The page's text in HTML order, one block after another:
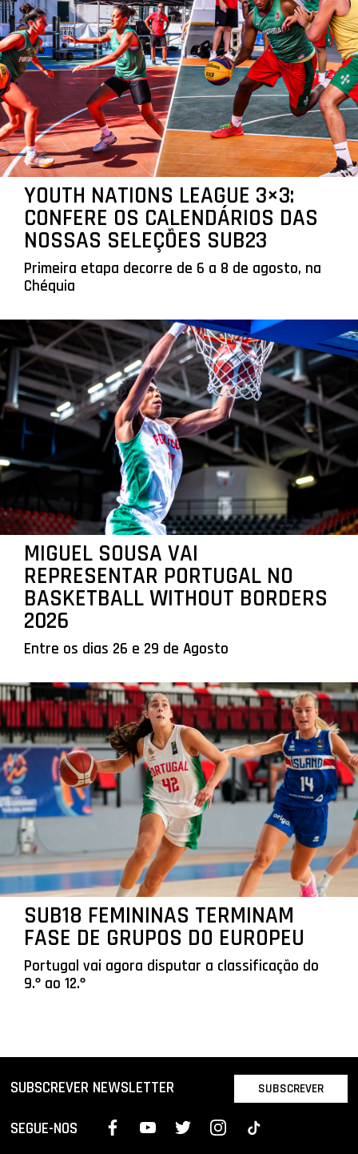
YOUTH NATIONS LEAGUE 3×3:
CONFERE OS CALENDÁRIOS DAS
NOSSAS SELEÇÕES SUB23
Primeira etapa decorre de 6 a 8 de agosto, na
Chéquia
MIGUEL SOUSA VAI
REPRESENTAR PORTUGAL NO
BASKETBALL WITHOUT BORDERS
2026
Entre os dias 26 e 29 de Agosto
SUB18 FEMININAS TERMINAM
FASE DE GRUPOS DO EUROPEU
Portugal vai agora disputar a classificação do
9.º ao 12.º
SUBSCREVER NEWSLETTER SUBSCREVER
SEGUE-NOS